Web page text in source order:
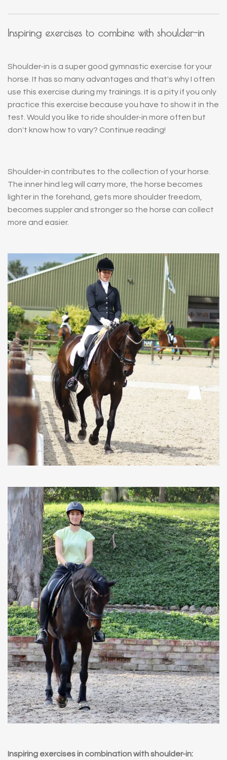
Inspiring exercises to combine with shoulder-in
Shoulder-in is a super good gymnastic exercise for your
horse. It has so many advantages and that's why I often
use this exercise during my trainings. It is a pity if you only
practice this exercise because you have to show it in the
test. Would you like to ride shoulder-in more often but
don't know how to vary? Continue reading!
Shoulder-in contributes to the collection of your horse.
The inner hind leg will carry more, the horse becomes
lighter in the forehand, gets more shoulder freedom,
becomes suppler and stronger so the horse can collect
more and easier.
Inspiring exercises in combination with shoulder-in: